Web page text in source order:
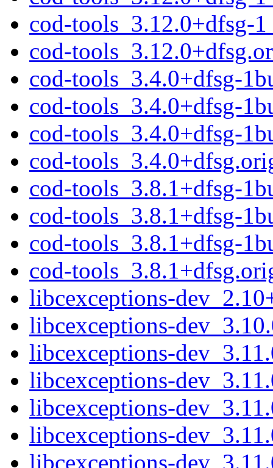
cod-tools_3.12.0+dfsg-
cod-
cod-tools_3.4.0+dfsg-
cod-tools_3.4.0+dfsg-
cod-tools_3.4.0+dfsg-
cod-
cod-tools_3.8.1+dfsg-
cod-tools_3.8.1+dfsg-
cod-tools_3.8.1+dfsg-
cod-
libcexceptions-
libcexceptions-
libcexceptions-
libcexceptions-
libcexceptions-
libcexceptions-
libcexceptions-